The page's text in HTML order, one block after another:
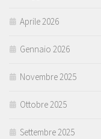
Aprile 2026
Gennaio 2026
Novembre 2025
Ottobre 2025
Settembre 2025